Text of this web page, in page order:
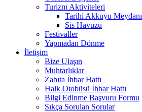
Turizm Aktiviteleri
Tarihi Akkuyu Meydanı
Sis Havuzu
Festivaller
Yapmadan Dönme
İletişim
Bize Ulaşın
Muhtarlıklar
Zabıta İhbar Hattı
Halk Otobüsü İhbar Hattı
Bilgi Edinme Başvuru Formu
Sıkça Sorulan Sorular